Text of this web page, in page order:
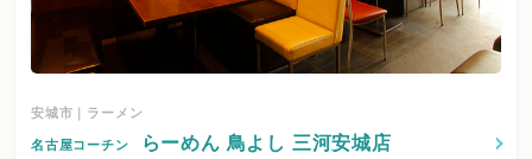
安城市｜ラーメン
名古屋コーチン らーめん 鳥よし 三河安城店